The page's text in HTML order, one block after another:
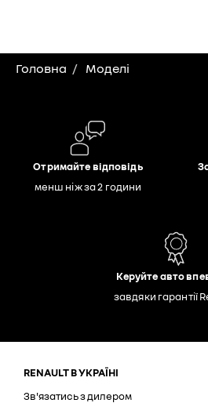
Головна Моделі
Отримайте відповідь
менш ніж за 2 години
Керуйте авто
завдяки гарантії
RENAULT В УКРАЇНІ
Зв'язатись з дилером